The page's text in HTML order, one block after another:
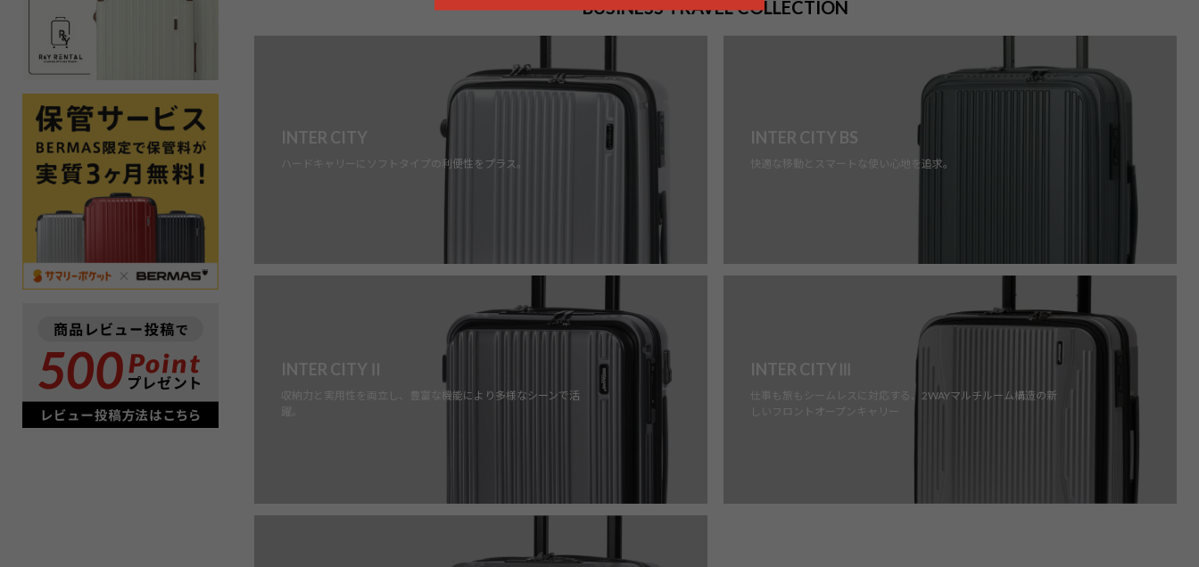
BUSINESS TRAVEL COLLECTION
INTER CITY
ハードキャリーにソフトタイプの利便性をプラス。
INTER CITY BS
快適な移動とスマートな使い心地を追求。
INTER CITYⅡ
収納力と実用性を両立し、豊富な機能により多様なシーンで活
躍。
INTER CITYⅢ
仕事も旅もシームレスに対応する、2WAYマルチルーム構造の新
しいフロントオープンキャリー